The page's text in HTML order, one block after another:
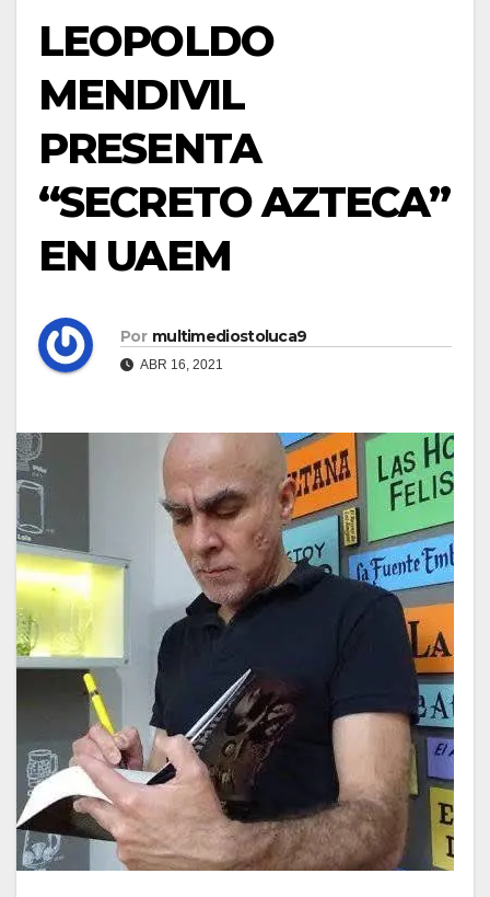
LEOPOLDO
MENDIVIL
PRESENTA
“SECRETO AZTECA”
EN UAEM
Por multimediostoluca9
ABR 16, 2021